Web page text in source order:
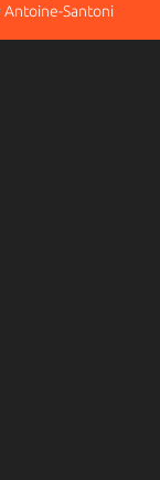
Santoni